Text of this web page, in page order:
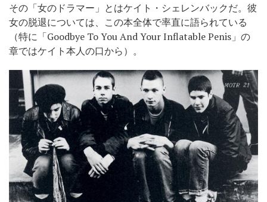
その「女のドラマー」とはケイト・シェレンバックだ。彼
女の脱退については、この本全体で率直に語られている
（特に「Goodbye To You And Your Inflatable Penis」の
章ではケイト本人の口から）。